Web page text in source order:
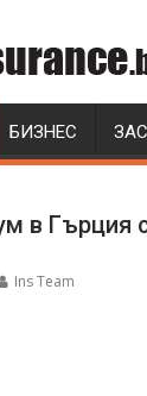
БИЗНЕС
в Гърция
Ins Team